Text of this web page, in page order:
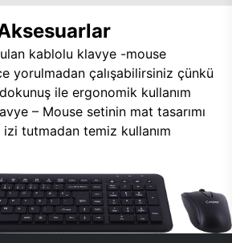
kablolu klavye -mouse
yorulmadan çalışabilirsiniz çünkü
ile ergonomik kullanım
– Mouse setinin mat tasarımı
tutmadan temiz kullanım